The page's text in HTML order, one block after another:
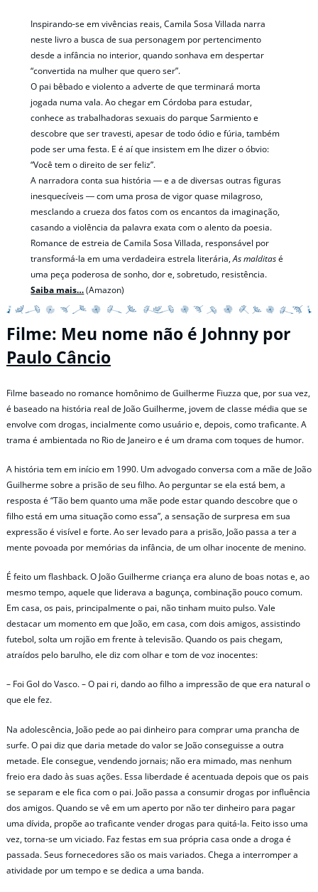
Inspirando-se em vivências reais, Camila Sosa Villada narra
neste livro a busca de sua personagem por pertencimento
desde a infância no interior, quando sonhava em despertar
“convertida na mulher que quero ser”.
O pai bêbado e violento a adverte de que terminará morta
jogada numa vala. Ao chegar em Córdoba para estudar,
conhece as trabalhadoras sexuais do parque Sarmiento e
descobre que ser travesti, apesar de todo ódio e fúria, também
pode ser uma festa. E é aí que insistem em lhe dizer o óbvio:
“Você tem o direito de ser feliz”.
A narradora conta sua história ― e a de diversas outras figuras
inesquecíveis ― com uma prosa de vigor quase milagroso,
mesclando a crueza dos fatos com os encantos da imaginação,
casando a violência da palavra exata com o alento da poesia.
Romance de estreia de Camila Sosa Villada, responsável por
transformá-la em uma verdadeira estrela literária,As malditasé
uma peça poderosa de sonho, dor e, sobretudo, resistência.
Saiba mais…(Amazon)
Filme: Meu nome não é Johnny por
Paulo Câncio
Filme baseado no romance homônimo de Guilherme Fiuzza que, por sua vez,
é baseado na história real de João Guilherme, jovem de classe média que se
envolve com drogas, incialmente como usuário e, depois, como traficante. A
trama é ambientada no Rio de Janeiro e é um drama com toques de humor.
A história tem em início em 1990. Um advogado conversa com a mãe de João
Guilherme sobre a prisão de seu filho. Ao perguntar se ela está bem, a
resposta é “Tão bem quanto uma mãe pode estar quando descobre que o
filho está em uma situação como essa”, a sensação de surpresa em sua
expressão é visível e forte. Ao ser levado para a prisão, João passa a ter a
mente povoada por memórias da infância, de um olhar inocente de menino.
É feito um flashback. O João Guilherme criança era aluno de boas notas e, ao
mesmo tempo, aquele que liderava a bagunça, combinação pouco comum.
Em casa, os pais, principalmente o pai, não tinham muito pulso. Vale
destacar um momento em que João, em casa, com dois amigos, assistindo
futebol, solta um rojão em frente à televisão. Quando os pais chegam,
atraídos pelo barulho, ele diz com olhar e tom de voz inocentes:
– Foi Gol do Vasco. – O pai ri, dando ao filho a impressão de que era natural o
que ele fez.
Na adolescência, João pede ao pai dinheiro para comprar uma prancha de
surfe. O pai diz que daria metade do valor se João conseguisse a outra
metade. Ele consegue, vendendo jornais; não era mimado, mas nenhum
freio era dado às suas ações. Essa liberdade é acentuada depois que os pais
se separam e ele fica com o pai. João passa a consumir drogas por influência
dos amigos. Quando se vê em um aperto por não ter dinheiro para pagar
uma dívida, propõe ao traficante vender drogas para quitá-la. Feito isso uma
vez, torna-se um viciado. Faz festas em sua própria casa onde a droga é
passada. Seus fornecedores são os mais variados. Chega a interromper a
atividade por um tempo e se dedica a uma banda.